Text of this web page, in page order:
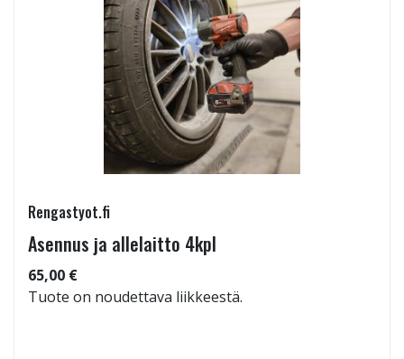
Rengastyot.fi
Asennus ja allelaitto 4kpl
65,00 €
Tuote on noudettava liikkeestä.